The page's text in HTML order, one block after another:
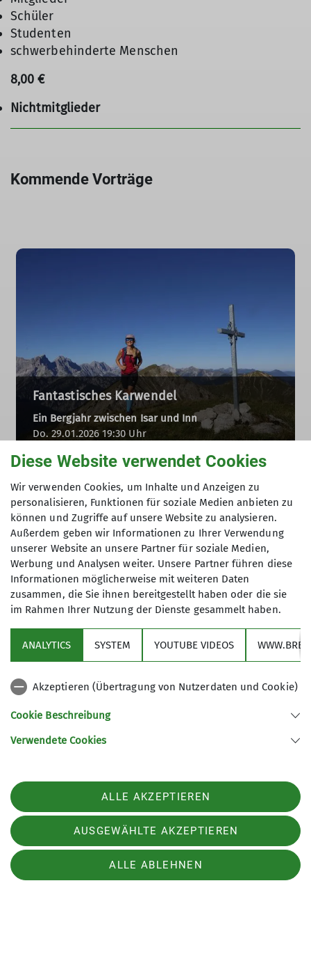
Schüler
Studenten
schwerbehinderte Menschen
8,00 €
Nichtmitglieder
Kommende Vorträge
Fantastisches Karwendel
Ein Bergjahr zwischen Isar und Inn
Do. 29.01.2026 19:30 Uhr
Korsika
wilde Berge, weites Meer
Kulturzentrum PFL
Veranstaltungszentrum in Oldenburg mit langer
Tradition
Website-PFL
Diese Website verwendet Cookies
Wir verwenden Cookies, um Inhalte und Anzeigen zu
personalisieren, Funktionen für soziale Medien anbieten zu
können und Zugriffe auf unsere Website zu analysieren.
Außerdem geben wir Informationen zu Ihrer Verwendung
unserer Website an unsere Partner für soziale Medien,
Werbung und Analysen weiter. Unsere Partner führen diese
Informationen möglicherweise mit weiteren Daten
zusammen, die Sie ihnen bereitgestellt haben oder die sie
im Rahmen Ihrer Nutzung der Dienste gesammelt haben.
ANALYTICS SYSTEM YOUTUBE VIDEOS
Akzeptieren (Übertragung von Nutzerdaten und Cookie)
Cookie Beschreibung
Verwendete Cookies
ALLE AKZEPTIEREN
AUSGEWÄHLTE AKZEPTIEREN
ALLE ABLEHNEN